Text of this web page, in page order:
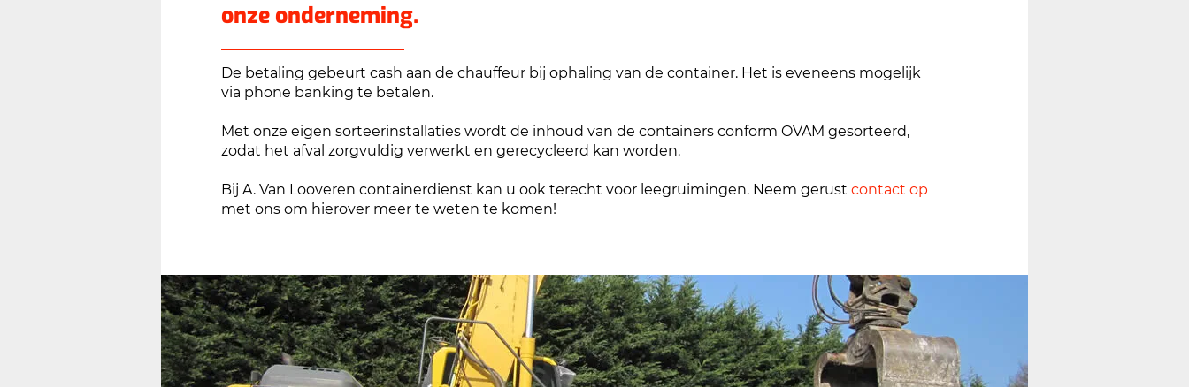
onze onderneming.
De betaling gebeurt cash aan de chauffeur bij ophaling van de container. Het is eveneens mogelijk
via phone banking te betalen.
Met onze eigen sorteerinstallaties wordt de inhoud van de containers conform OVAM gesorteerd,
zodat het afval zorgvuldig verwerkt en gerecycleerd kan worden.
Bij A. Van Looveren containerdienst kan u ook terecht voor leegruimingen. Neem gerust contact op
met ons om hierover meer te weten te komen!